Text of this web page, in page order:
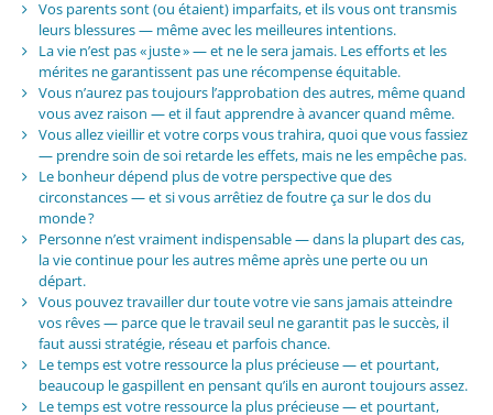
Vos parents sont (ou étaient) imparfaits, et ils vous ont transmis
leurs blessures — même avec les meilleures intentions.
La vie n’est pas « juste » — et ne le sera jamais. Les efforts et les
mérites ne garantissent pas une récompense équitable.
Vous n’aurez pas toujours l’approbation des autres, même quand
vous avez raison — et il faut apprendre à avancer quand même.
Vous allez vieillir et votre corps vous trahira, quoi que vous fassiez
— prendre soin de soi retarde les effets, mais ne les empêche pas.
Le bonheur dépend plus de votre perspective que des
circonstances — et si vous arrêtiez de foutre ça sur le dos du
monde ?
Personne n’est vraiment indispensable — dans la plupart des cas,
la vie continue pour les autres même après une perte ou un
départ.
Vous pouvez travailler dur toute votre vie sans jamais atteindre
vos rêves — parce que le travail seul ne garantit pas le succès, il
faut aussi stratégie, réseau et parfois chance.
Le temps est votre ressource la plus précieuse — et pourtant,
beaucoup le gaspillent en pensant qu’ils en auront toujours assez.
Le temps est votre ressource la plus précieuse — et pourtant,